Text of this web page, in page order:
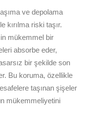
ve depolama
kırılma riski taşır.
mükemmel bir
absorbe eder,
bir şekilde son
Bu koruma, özellikle
taşınan şişeler
mükemmeliyetini